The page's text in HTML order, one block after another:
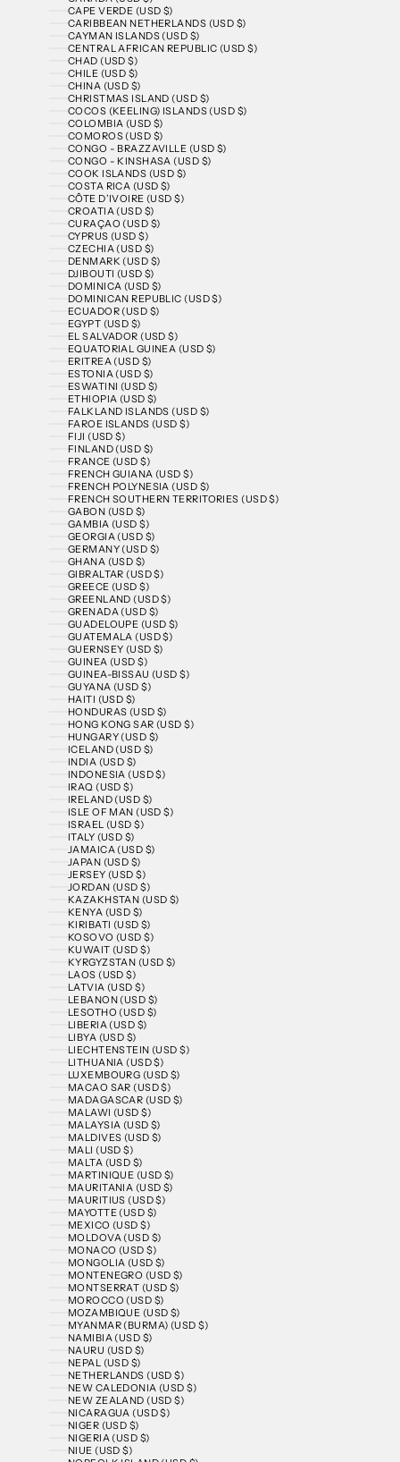
CAPE VERDE (USD $)
CARIBBEAN NETHERLANDS (USD $)
CAYMAN ISLANDS (USD $)
CENTRAL AFRICAN REPUBLIC (USD $)
CHAD (USD $)
CHILE (USD $)
CHINA (USD $)
CHRISTMAS ISLAND (USD $)
COCOS (KEELING) ISLANDS (USD $)
COLOMBIA (USD $)
COMOROS (USD $)
CONGO - BRAZZAVILLE (USD $)
CONGO - KINSHASA (USD $)
COOK ISLANDS (USD $)
COSTA RICA (USD $)
CÔTE D’IVOIRE (USD $)
CROATIA (USD $)
CURAÇAO (USD $)
CYPRUS (USD $)
CZECHIA (USD $)
DENMARK (USD $)
DJIBOUTI (USD $)
DOMINICA (USD $)
DOMINICAN REPUBLIC (USD $)
ECUADOR (USD $)
EGYPT (USD $)
EL SALVADOR (USD $)
EQUATORIAL GUINEA (USD $)
ERITREA (USD $)
ESTONIA (USD $)
ESWATINI (USD $)
ETHIOPIA (USD $)
FALKLAND ISLANDS (USD $)
FAROE ISLANDS (USD $)
FIJI (USD $)
FINLAND (USD $)
FRANCE (USD $)
FRENCH GUIANA (USD $)
FRENCH POLYNESIA (USD $)
FRENCH SOUTHERN TERRITORIES (USD $)
GABON (USD $)
GAMBIA (USD $)
GEORGIA (USD $)
GERMANY (USD $)
GHANA (USD $)
GIBRALTAR (USD $)
GREECE (USD $)
GREENLAND (USD $)
GRENADA (USD $)
GUADELOUPE (USD $)
GUATEMALA (USD $)
GUERNSEY (USD $)
GUINEA (USD $)
GUINEA-BISSAU (USD $)
GUYANA (USD $)
HAITI (USD $)
HONDURAS (USD $)
HONG KONG SAR (USD $)
HUNGARY (USD $)
ICELAND (USD $)
INDIA (USD $)
INDONESIA (USD $)
IRAQ (USD $)
IRELAND (USD $)
ISLE OF MAN (USD $)
ISRAEL (USD $)
ITALY (USD $)
JAMAICA (USD $)
JAPAN (USD $)
JERSEY (USD $)
JORDAN (USD $)
KAZAKHSTAN (USD $)
KENYA (USD $)
KIRIBATI (USD $)
KOSOVO (USD $)
KUWAIT (USD $)
KYRGYZSTAN (USD $)
LAOS (USD $)
LATVIA (USD $)
LEBANON (USD $)
LESOTHO (USD $)
LIBERIA (USD $)
LIBYA (USD $)
LIECHTENSTEIN (USD $)
LITHUANIA (USD $)
LUXEMBOURG (USD $)
MACAO SAR (USD $)
MADAGASCAR (USD $)
MALAWI (USD $)
MALAYSIA (USD $)
MALDIVES (USD $)
MALI (USD $)
MALTA (USD $)
MARTINIQUE (USD $)
MAURITANIA (USD $)
MAURITIUS (USD $)
MAYOTTE (USD $)
MEXICO (USD $)
MOLDOVA (USD $)
MONACO (USD $)
MONGOLIA (USD $)
MONTENEGRO (USD $)
MONTSERRAT (USD $)
MOROCCO (USD $)
MOZAMBIQUE (USD $)
MYANMAR (BURMA) (USD $)
NAMIBIA (USD $)
NAURU (USD $)
NEPAL (USD $)
NETHERLANDS (USD $)
NEW CALEDONIA (USD $)
NEW ZEALAND (USD $)
NICARAGUA (USD $)
NIGER (USD $)
NIGERIA (USD $)
NIUE (USD $)